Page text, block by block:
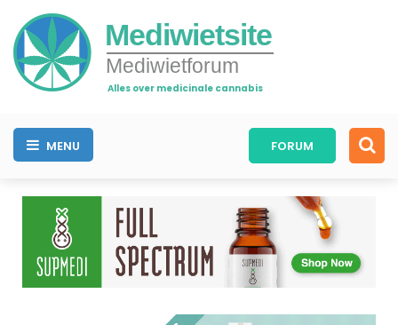
Mediwietsite
Mediwietforum
Alles over medicinale cannabis
MENU FORUM